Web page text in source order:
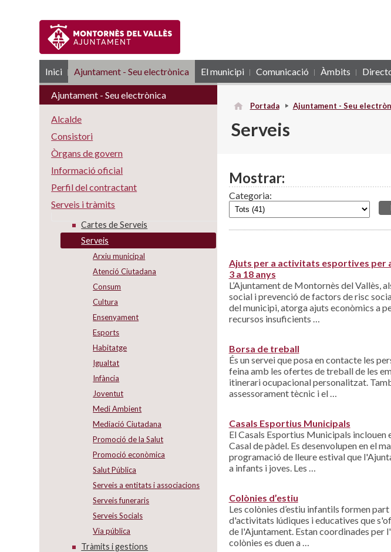
Inici Ajuntament - Seu electrònica El municipi Comunicació Àmbits
RSS
Portada Ajuntament - Seu
Serveis
Mostrar:
Categoria:
Ajuts per a activitats esportives per
3 a 18 anys
L’Ajuntament de Montornès del Vallès,
social i prevenció de factors de risc
del municipi, atorga ajuts econòmics a
recursos insuficients …
Borsa de treball
És un servei que posa en contacte les
feina amb les ofertes de treball de les
itinerari ocupacional personalitzat.
assessorament tècnic i el …
Casals Esportius Municipals
El Casals Esportius Municipals inclouen
Casal de pàdel. Es desenvolupen en el
programació de lleure estival que
a infants i joves. Les …
Colònies d’estiu
Les colònies d’estiu infantils formen
d'activitats lúdiques i educatives que
de l'Ajuntament. Estan coordinades per
colònies es duen a …
Ajuntament - Seu electrònica
Alcalde
Consistori
Òrgans de govern
Informació oficial
Perfil del contractant
Serveis i tràmits
Cartes de Serveis
Serveis
Arxiu municipal
Atenció Ciutadana
Consum
Cultura
Ensenyament
Esports
Habitatge
Igualtat
Infància
Joventut
Medi Ambient
Mediació Ciutadana
Promoció de la Salut
Promoció econòmica
Salut Pública
Serveis a entitats i associacions
Serveis funeraris
Serveis Socials
Via pública
Tràmits i gestions